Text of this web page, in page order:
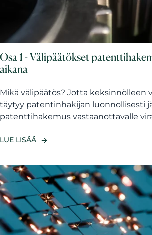
Osa 1 - Välipäätökset
aikana
Mikä välipäätös? Jotta keksinnölleen
täytyy patentinhakijan luonnollisesti
patenttihakemus vastaanottavalle
LUE LISÄÄ